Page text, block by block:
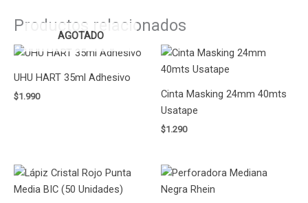
Productos relacionados
AGOTADO
UHU HART 35ml Adhesivo
$1.990
Cinta Masking 24mm 40mts
Usatape
$1.290